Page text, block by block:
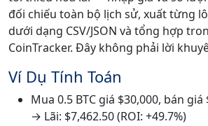
đối chiếu toàn bộ lịch sử, xuất từng
dưới dạng CSV/JSON và tổng hợp
CoinTracker. Đây không phải lời
Ví Dụ Tính Toán
Mua 0.5 BTC giá $30,000, bán giá
→ Lãi: $7,462.50 (ROI: +49.7%)